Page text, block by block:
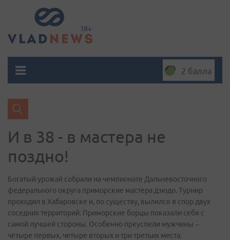
2 балла
И в 38 - в мастера не
поздно!
Богатый урожай собрали на чемпионате Дальневосточного
федерального округа приморские мастера дзюдо. Турнир
проходил в Хабаровске и, по существу, вылился в спор двух
соседних территорий. Приморские борцы показали себя с
самой лучшей стороны. Особенно преуспели мужчины –
четыре первых, четыре вторых и три третьих места.